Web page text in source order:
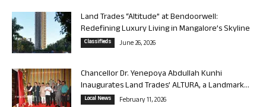
Land Trades “Altitude” at Bendoorwell:
Redefining Luxury Living in Mangalore’s Skyline
Classifieds June 26, 2026
Chancellor Dr. Yenepoya Abdullah Kunhi
Inaugurates Land Trades’ ALTURA, a Landmark...
Local News February 11, 2026